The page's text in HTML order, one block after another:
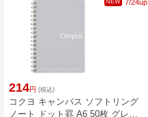
NEW 7/24up
214円 (税込)
コクヨ キャンパス ソフトリング
ノート ドット罫 A6 50枚 グレー